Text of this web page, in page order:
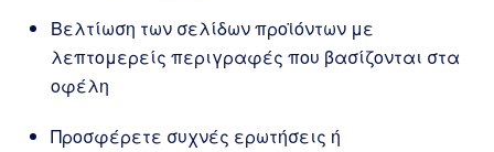
Βελτίωση των σελίδων προϊόντων με
λεπτομερείς περιγραφές που βασίζονται στα
οφέλη
Προσφέρετε συχνές ερωτήσεις ή